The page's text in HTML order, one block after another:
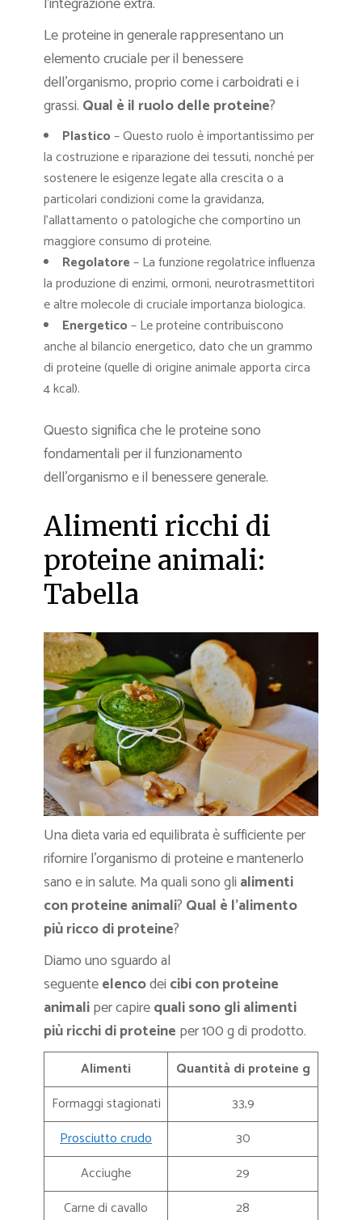
Le proteine in generale rappresentano un
elemento cruciale per il benessere
dell’organismo, proprio come i carboidrati e i
grassi. Qual è il ruolo delle proteine?
Plastico– Questo ruolo è importantissimo per
la costruzione e riparazione dei tessuti, nonché per
sostenere le esigenze legate alla crescita o a
particolari condizioni come la gravidanza,
l’allattamento o patologiche che comportino un
maggiore consumo di proteine.
Regolatore– La funzione regolatrice influenza
la produzione di enzimi, ormoni, neurotrasmettitori
e altre molecole di cruciale importanza biologica.
Energetico– Le proteine contribuiscono
anche al bilancio energetico, dato che un grammo
di proteine (quelle di origine animale apporta circa
4 kcal).
Questo significa che le proteine sono
fondamentali per il funzionamento
dell’organismo e il benessere generale.
Alimenti ricchi di
proteine animali:
Tabella
Una dieta varia ed equilibrata è sufficiente per
rifornire l’organismo di proteine e mantenerlo
sano e in salute. Ma quali sono gli alimenti
con proteine animali? Qual è l’alimento
più ricco di proteine?
Diamo uno sguardo al
seguenteelencodei cibi con proteine
animaliper capirequali sono gli alimenti
più ricchi di proteine per 100 g di prodotto.
Alimenti
Quantità di proteine g
Formaggi stagionati
33,9
Prosciutto crudo
30
Acciughe
29
Carne di cavallo
28